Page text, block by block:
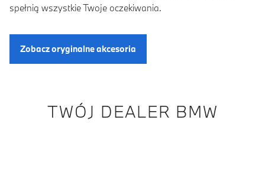
spełnią wszystkie Twoje oczekiwania.
Zobacz oryginalne akcesoria
TWÓJ DEALER BMW